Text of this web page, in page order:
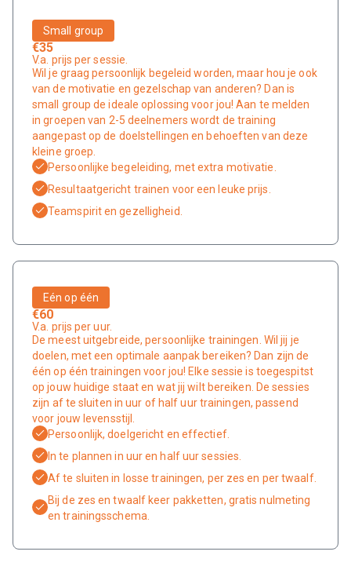
Small group
€35
V.a. prijs per sessie.
Wil je graag persoonlijk begeleid worden, maar hou je ook
van de motivatie en gezelschap van anderen? Dan is
small group de ideale oplossing voor jou! Aan te melden
in groepen van 2-5 deelnemers wordt de training
aangepast op de doelstellingen en behoeften van deze
kleine groep.
Persoonlijke begeleiding, met extra motivatie.
Resultaatgericht trainen voor een leuke prijs.
Teamspirit en gezelligheid.
Eén op één
€60
V.a. prijs per uur.
De meest uitgebreide, persoonlijke trainingen. Wil jij je
doelen, met een optimale aanpak bereiken? Dan zijn de
één op één trainingen voor jou! Elke sessie is toegespitst
op jouw huidige staat en wat jij wilt bereiken. De sessies
zijn af te sluiten in uur of half uur trainingen, passend
voor jouw levensstijl.
Persoonlijk, doelgericht en effectief.
In te plannen in uur en half uur sessies.
Af te sluiten in losse trainingen, per zes en per twaalf.
Bij de zes en twaalf keer pakketten, gratis nulmeting
en trainingsschema.